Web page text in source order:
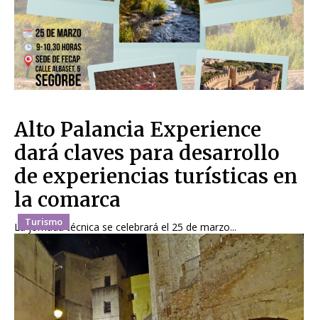
Turismo
Alto Palancia Experience
dará claves para desarrollo
de experiencias turísticas en
la comarca
La jornada técnica se celebrará el 25 de marzo...